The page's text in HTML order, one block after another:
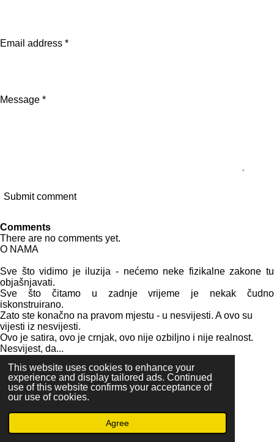
This website uses cookies to enhance your
experience and display tailored ads. Continued
use of this website confirms your acceptance of
our use of cookies.
Agree
Email address *
Message *
Submit comment
Comments
There are no comments yet.
O NAMA
Sve što vidimo je iluzija - nećemo neke fizikalne zakone tu
objašnjavati.
Sve što čitamo u zadnje vrijeme je nekak čudno
iskonstruirano.
Zato ste konačno na pravom mjestu - u nesvijesti. A ovo su
vijesti iz nesvijesti.
Ovo je satira, ovo je crnjak, ovo nije ozbiljno i nije realnost.
Nesvijest, da...
info@vijesti-iz-nesvijesti.com